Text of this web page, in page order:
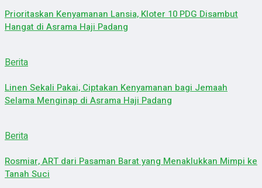
Prioritaskan Kenyamanan Lansia, Kloter 10 PDG Disambut
Hangat di Asrama Haji Padang
Berita
Linen Sekali Pakai, Ciptakan Kenyamanan bagi Jemaah
Selama Menginap di Asrama Haji Padang
Berita
Rosmiar, ART dari Pasaman Barat yang Menaklukkan Mimpi ke
Tanah Suci